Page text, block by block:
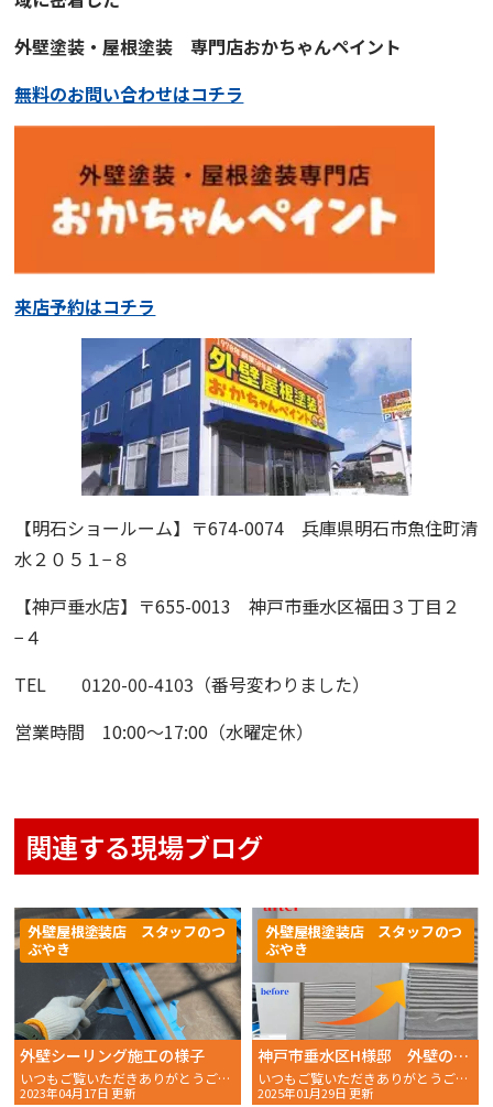
外壁塗装・屋根塗装専門店おかちゃんペイント
無料のお問い合わせはコチラ
来店予約はコチラ
【明石ショールーム】 〒674-0074 兵庫県明石市魚住町清
水２０５１−８
【神戸垂水店】 〒655-0013 神戸市垂水区福田３丁目２
−４
TEL 0120-00-4103（番号変わりました）
営業時間 10:00〜17:00（水曜定休）
関連する現場ブログ
外壁シーリング施工の様子
いつもご覧いただきありがとうございます。 おかちゃんペイ
2023年04月17日 更新
外壁屋根塗装店 スタッフのつ
ぶやき
神戸市垂水区H様邸 外壁の劣化を修復！〜シーリング工程〜
いつもご覧いただきありがとうございます。 おかちゃんペイン
2025年01月29日 更新
外壁屋根塗装店 スタッフのつ
ぶやき